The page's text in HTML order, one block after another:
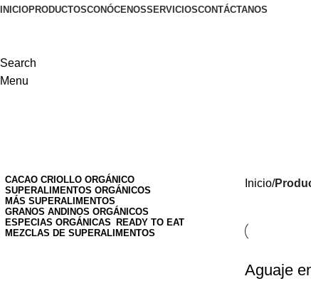
INICIOPRODUCTOSCONÓCENOSSERVICIOSCONTÁCTANOS
Search
Menu
CACAO CRIOLLO ORGÁNICO
SUPERALIMENTOS ORGÁNICOS
MÁS SUPERALIMENTOS
GRANOS ANDINOS ORGÁNICOS
ESPECIAS ORGÁNICAS
READY TO EAT
MEZCLAS DE SUPERALIMENTOS
Inicio
Aguaje